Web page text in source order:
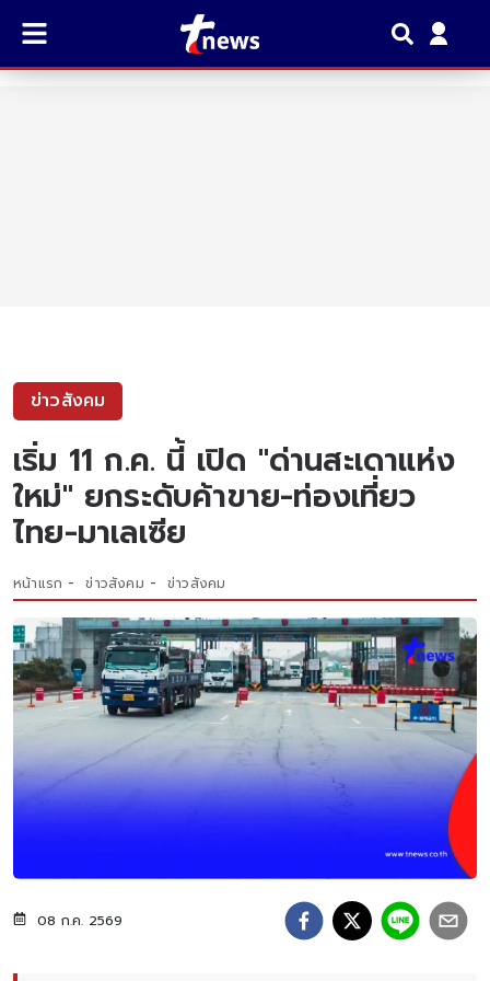
ข่าวสังคม
เริ่ม 11 ก.ค. นี้ เปิด "ด่านสะเดาแห่ง
ใหม่" ยกระดับค้าขาย-ท่องเที่ยว
ไทย-มาเลเซีย
หน้าแรก ข่าวสังคม ข่าวสังคม
08 ก.ค. 2569